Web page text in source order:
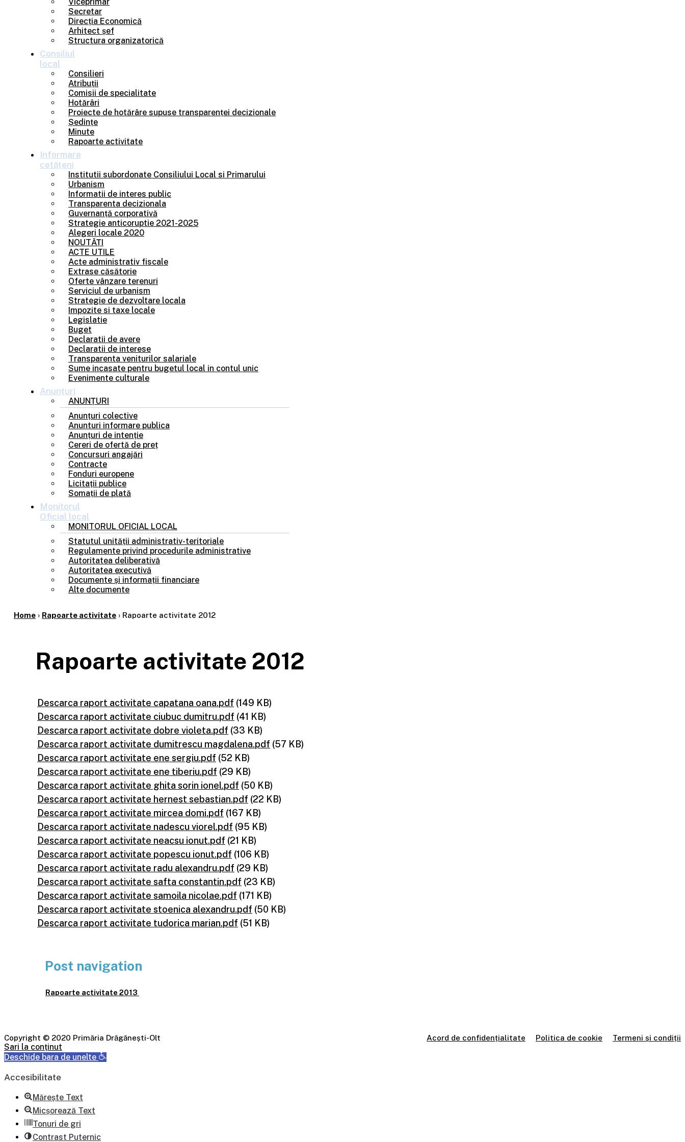
Secretar
Direcția Economică
Arhitect șef
Structura organizatorică
Consiliul
local
Consilieri
Atribuții
Comisii de specialitate
Hotărâri
Proiecte de hotărâre supuse transparenței decizionale
Ședințe
Minute
Rapoarte activitate
Informare
cetățeni
Institutii subordonate Consiliului Local si Primarului
Urbanism
Informatii de interes public
Transparenta decizionala
Guvernanță corporativă
Strategie anticoruptie 2021-2025
Alegeri locale 2020
NOUTĂȚI
ACTE UTILE
Acte administrativ fiscale
Extrase căsătorie
Oferte vânzare terenuri
Serviciul de urbanism
Strategie de dezvoltare locala
Impozite si taxe locale
Legislatie
Buget
Declaratii de avere
Declaratii de interese
Transparenta veniturilor salariale
Sume incasate pentru bugetul local in contul unic
Evenimente culturale
Anunțuri
ANUNȚURI
Anunțuri colective
Anunturi informare publica
Anunțuri de intenție
Cereri de ofertă de preț
Concursuri angajări
Contracte
Fonduri europene
Licitații publice
Somații de plată
Monitorul
Oficial local
MONITORUL OFICIAL LOCAL
Statutul unității administrativ-teritoriale
Regulamente privind procedurile administrative
Autoritatea deliberativă
Autoritatea executivă
Documente și informații financiare
Alte documente
Home › Rapoarte activitate › Rapoarte activitate 2012
Rapoarte activitate 2012
Descarca raport activitate capatana oana.pdf (149 KB)
Descarca raport activitate ciubuc dumitru.pdf (41 KB)
Descarca raport activitate dobre violeta.pdf (33 KB)
Descarca raport activitate dumitrescu magdalena.pdf (57 KB)
Descarca raport activitate ene sergiu.pdf (52 KB)
Descarca raport activitate ene tiberiu.pdf (29 KB)
Descarca raport activitate ghita sorin ionel.pdf (50 KB)
Descarca raport activitate hernest sebastian.pdf (22 KB)
Descarca raport activitate mircea domi.pdf (167 KB)
Descarca raport activitate nadescu viorel.pdf (95 KB)
Descarca raport activitate neacsu ionut.pdf (21 KB)
Descarca raport activitate popescu ionut.pdf (106 KB)
Descarca raport activitate radu alexandru.pdf (29 KB)
Descarca raport activitate safta constantin.pdf (23 KB)
Descarca raport activitate samoila nicolae.pdf (171 KB)
Descarca raport activitate stoenica alexandru.pdf (50 KB)
Descarca raport activitate tudorica marian.pdf (51 KB)
Post navigation
Rapoarte activitate 2013
Copyright © 2020 Primăria Drăgănești-Olt Acord de confidențialitate Politica de cookie Termeni și condiții
Sari la conținut
Deschide bara de unelte
Accesibilitate
Mărește Text
Micșorează Text
Tonuri de gri
Contrast Puternic